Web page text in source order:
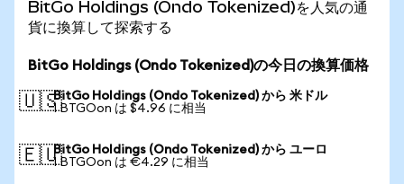
BitGo Holdings (Ondo Tokenized)を人気の通
貨に換算して探索する
BitGo Holdings (Ondo Tokenized)の今日の換算価格
🇺🇸BitGo Holdings (Ondo Tokenized) から 米ドル
1 BTGOon は $4.96 に相当
🇪🇺BitGo Holdings (Ondo Tokenized) から ユーロ
1 BTGOon は €4.29 に相当